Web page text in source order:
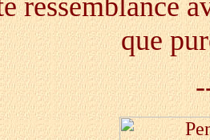
ressemblance
que